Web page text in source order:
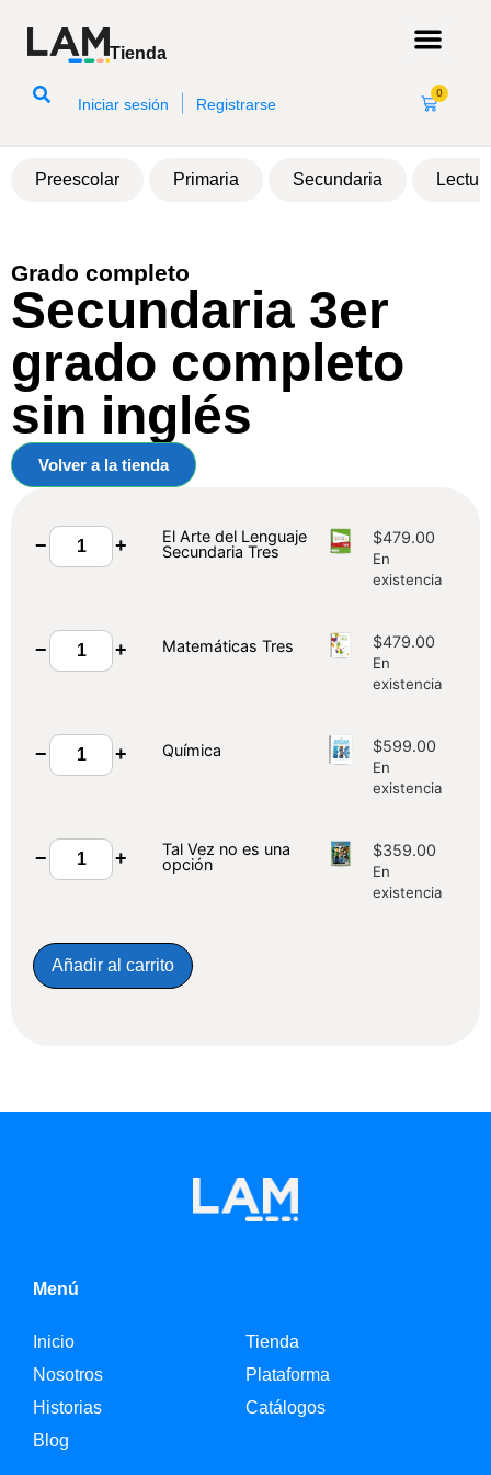
Tienda
Iniciar sesión Registrarse
0
Preescolar Primaria Secundaria
Grado completo
Secundaria 3er
grado completo
sin inglés
Volver a la tienda
− +
El Arte del Lenguaje
Secundaria Tres
$479.00
En
existencia
− + Matemáticas Tres $479.00
En
existencia
− + Química $599.00
En
existencia
− +
Tal Vez no es una
opción
$359.00
En
existencia
Añadir al carrito
Menú
Inicio
Nosotros
Historias
Blog
Tienda
Plataforma
Catálogos